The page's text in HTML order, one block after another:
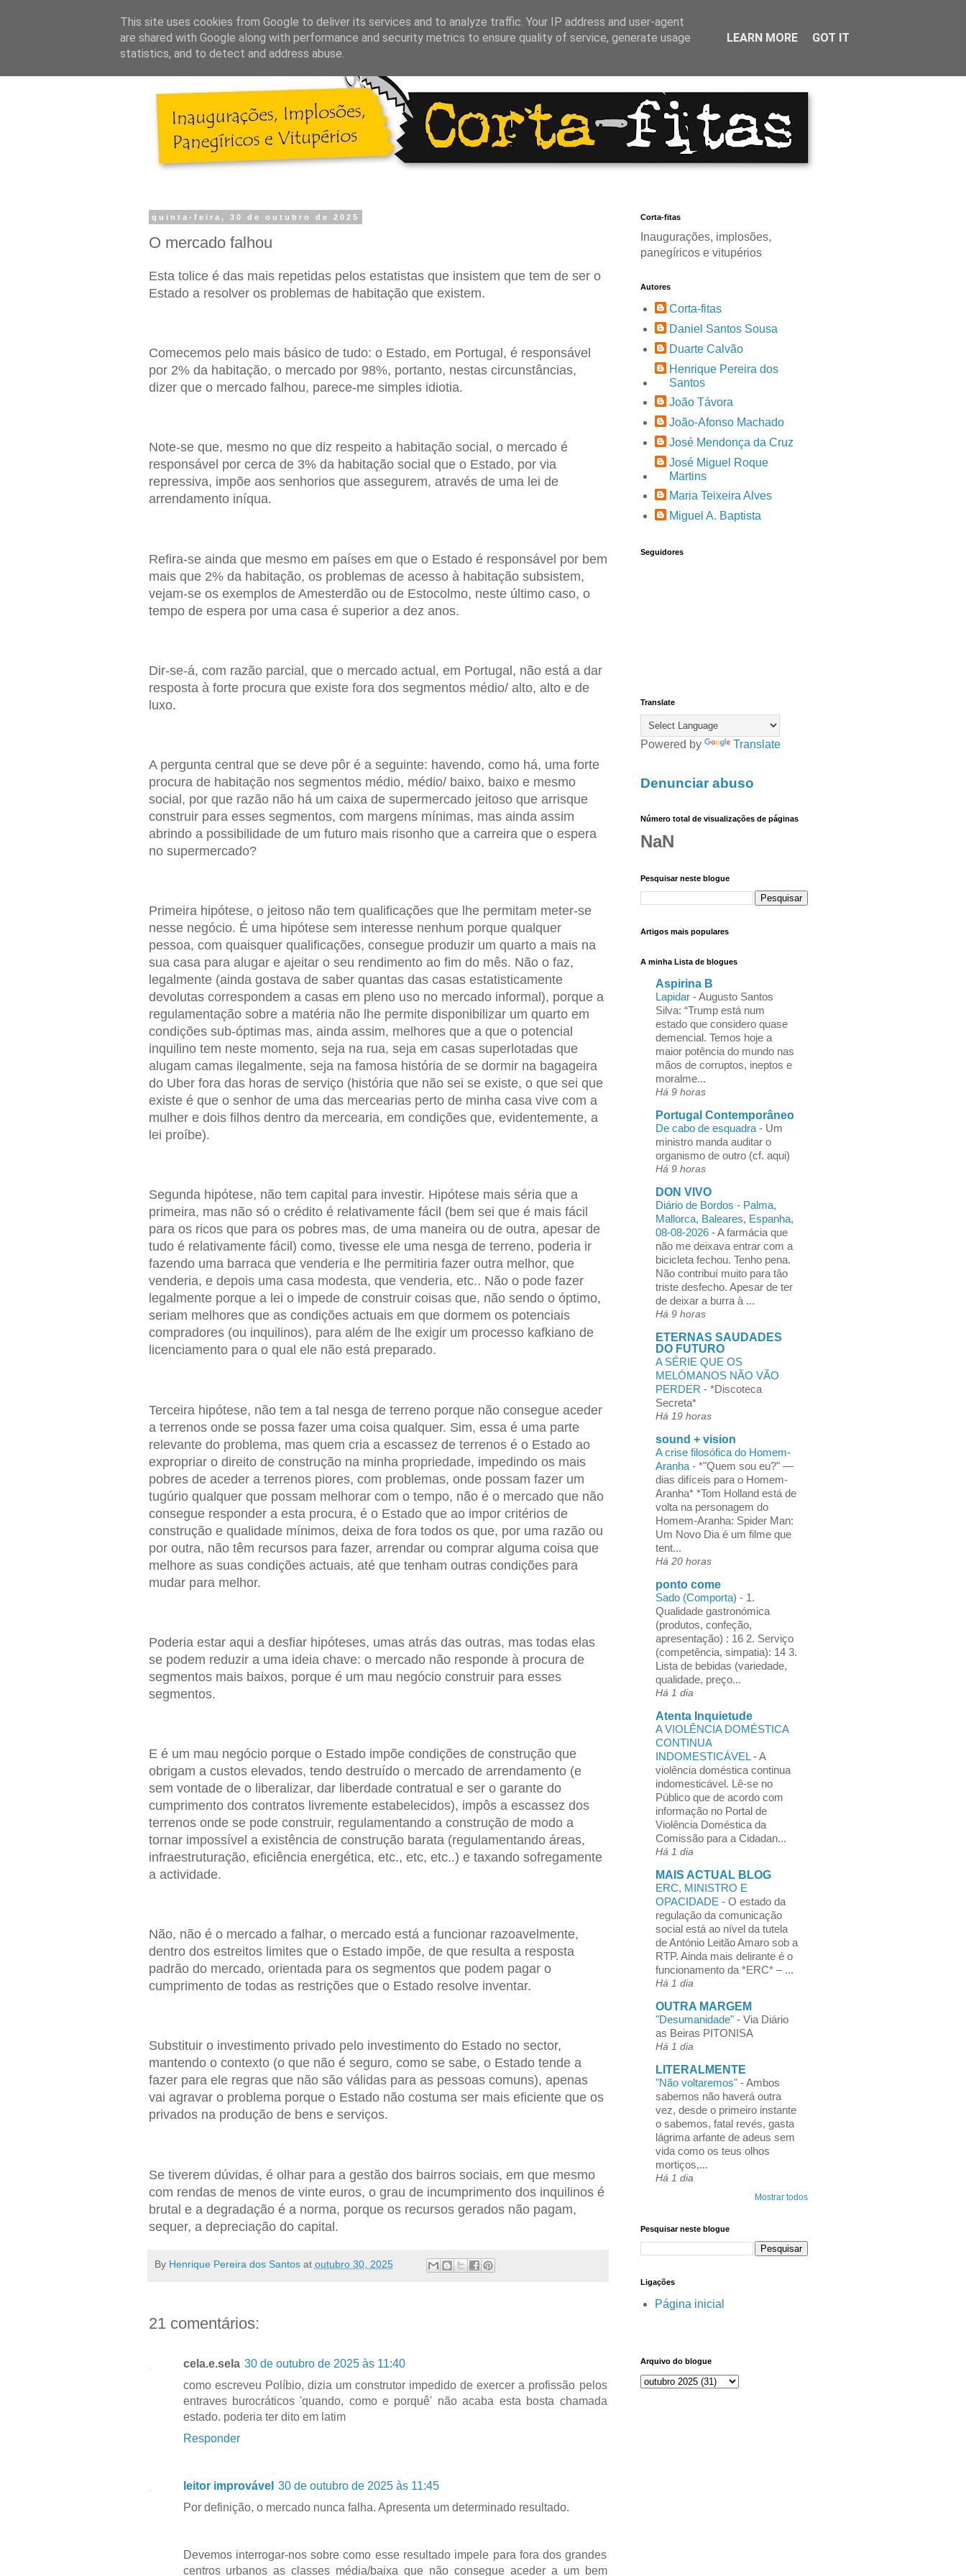
quinta-feira, 30 de outubro de 2025
O mercado falhou
Esta tolice é das mais repetidas pelos estatistas que insistem que tem de ser o
Estado a resolver os problemas de habitação que existem.
Comecemos pelo mais básico de tudo: o Estado, em Portugal, é responsável
por 2% da habitação, o mercado por 98%, portanto, nestas circunstâncias,
dizer que o mercado falhou, parece-me simples idiotia.
Note-se que, mesmo no que diz respeito a habitação social, o mercado é
responsável por cerca de 3% da habitação social que o Estado, por via
repressiva, impõe aos senhorios que assegurem, através de uma lei de
arrendamento iníqua.
Refira-se ainda que mesmo em países em que o Estado é responsável por bem
mais que 2% da habitação, os problemas de acesso à habitação subsistem,
vejam-se os exemplos de Amesterdão ou de Estocolmo, neste último caso, o
tempo de espera por uma casa é superior a dez anos.
Dir-se-á, com razão parcial, que o mercado actual, em Portugal, não está a dar
resposta à forte procura que existe fora dos segmentos médio/ alto, alto e de
luxo.
A pergunta central que se deve pôr é a seguinte: havendo, como há, uma forte
procura de habitação nos segmentos médio, médio/ baixo, baixo e mesmo
social, por que razão não há um caixa de supermercado jeitoso que arrisque
construir para esses segmentos, com margens mínimas, mas ainda assim
abrindo a possibilidade de um futuro mais risonho que a carreira que o espera
no supermercado?
Primeira hipótese, o jeitoso não tem qualificações que lhe permitam meter-se
nesse negócio. É uma hipótese sem interesse nenhum porque qualquer
pessoa, com quaisquer qualificações, consegue produzir um quarto a mais na
sua casa para alugar e ajeitar o seu rendimento ao fim do mês. Não o faz,
legalmente (ainda gostava de saber quantas das casas estatisticamente
devolutas correspondem a casas em pleno uso no mercado informal), porque a
regulamentação sobre a matéria não lhe permite disponibilizar um quarto em
condições sub-óptimas mas, ainda assim, melhores que a que o potencial
inquilino tem neste momento, seja na rua, seja em casas superlotadas que
alugam camas ilegalmente, seja na famosa história de se dormir na bagageira
do Uber fora das horas de serviço (história que não sei se existe, o que sei que
existe é que o senhor de uma das mercearias perto de minha casa vive com a
mulher e dois filhos dentro da mercearia, em condições que, evidentemente, a
lei proíbe).
Segunda hipótese, não tem capital para investir. Hipótese mais séria que a
primeira, mas não só o crédito é relativamente fácil (bem sei que é mais fácil
para os ricos que para os pobres mas, de uma maneira ou de outra, apesar de
tudo é relativamente fácil) como, tivesse ele uma nesga de terreno, poderia ir
fazendo uma barraca que venderia e lhe permitiria fazer outra melhor, que
venderia, e depois uma casa modesta, que venderia, etc.. Não o pode fazer
legalmente porque a lei o impede de construir coisas que, não sendo o óptimo,
seriam melhores que as condições actuais em que dormem os potenciais
compradores (ou inquilinos), para além de lhe exigir um processo kafkiano de
licenciamento para o qual ele não está preparado.
Terceira hipótese, não tem a tal nesga de terreno porque não consegue aceder
a terrenos onde se possa fazer uma coisa qualquer. Sim, essa é uma parte
relevante do problema, mas quem cria a escassez de terrenos é o Estado ao
expropriar o direito de construção na minha propriedade, impedindo os mais
pobres de aceder a terrenos piores, com problemas, onde possam fazer um
tugúrio qualquer que possam melhorar com o tempo, não é o mercado que não
consegue responder a esta procura, é o Estado que ao impor critérios de
construção e qualidade mínimos, deixa de fora todos os que, por uma razão ou
por outra, não têm recursos para fazer, arrendar ou comprar alguma coisa que
melhore as suas condições actuais, até que tenham outras condições para
mudar para melhor.
Poderia estar aqui a desfiar hipóteses, umas atrás das outras, mas todas elas
se podem reduzir a uma ideia chave: o mercado não responde à procura de
segmentos mais baixos, porque é um mau negócio construir para esses
segmentos.
E é um mau negócio porque o Estado impõe condições de construção que
obrigam a custos elevados, tendo destruído o mercado de arrendamento (e
sem vontade de o liberalizar, dar liberdade contratual e ser o garante do
cumprimento dos contratos livremente estabelecidos), impôs a escassez dos
terrenos onde se pode construir, regulamentando a construção de modo a
tornar impossível a existência de construção barata (regulamentando áreas,
infraestruturação, eficiência energética, etc., etc, etc..) e taxando sofregamente
a actividade.
Não, não é o mercado a falhar, o mercado está a funcionar razoavelmente,
dentro dos estreitos limites que o Estado impõe, de que resulta a resposta
padrão do mercado, orientada para os segmentos que podem pagar o
cumprimento de todas as restrições que o Estado resolve inventar.
Substituir o investimento privado pelo investimento do Estado no sector,
mantendo o contexto (o que não é seguro, como se sabe, o Estado tende a
fazer para ele regras que não são válidas para as pessoas comuns), apenas
vai agravar o problema porque o Estado não costuma ser mais eficiente que os
privados na produção de bens e serviços.
Se tiverem dúvidas, é olhar para a gestão dos bairros sociais, em que mesmo
com rendas de menos de vinte euros, o grau de incumprimento dos inquilinos é
brutal e a degradação é a norma, porque os recursos gerados não pagam,
sequer, a depreciação do capital.
By Henrique Pereira dos Santos at outubro 30, 2025
21 comentários:
cela.e.sela 30 de outubro de 2025 às 11:40
como escreveu Políbio, dizia um construtor impedido de exercer a profissão pelos
entraves burocráticos 'quando, como e porquê' não acaba esta bosta chamada
estado. poderia ter dito em latim
Responder
leitor improvável 30 de outubro de 2025 às 11:45
Por definição, o mercado nunca falha. Apresenta um determinado resultado.
Devemos interrogar-nos sobre como esse resultado impele para fora dos grandes
centros urbanos as classes média/baixa que não consegue aceder a um bem
Corta-fitas
Inaugurações, implosões,
panegíricos e vitupérios
Autores
Corta-fitas
Daniel Santos Sousa
Duarte Calvão
Henrique Pereira dos
Santos
João Távora
João-Afonso Machado
José Mendonça da Cruz
José Miguel Roque
Martins
Maria Teixeira Alves
Miguel A. Baptista
Seguidores
Translate
Powered by Translate
Denunciar abuso
Número total de visualizações de páginas
NaN
Pesquisar neste blogue
Artigos mais populares
A minha Lista de blogues
Aspirina B
Lapidar -Augusto Santos
Silva: “Trump está num
estado que considero quase
demencial. Temos hoje a
maior potência do mundo nas
mãos de corruptos, ineptos e
moralme...
Há 9 horas
Portugal Contemporâneo
De cabo de esquadra - Um
ministro manda auditar o
organismo de outro (cf. aqui)
Há 9 horas
DON VIVO
Diário de Bordos - Palma,
Mallorca, Baleares, Espanha,
08-08-2026 -A farmácia que
não me deixava entrar com a
bicicleta fechou. Tenho pena.
Não contribuí muito para tâo
triste desfecho. Apesar de ter
de deixar a burra à ...
Há 9 horas
ETERNAS SAUDADES
DO FUTURO
A SÉRIE QUE OS
MELÓMANOS NÃO VÃO
PERDER - *Discoteca
Secreta*
Há 19 horas
sound + vision
A crise filosófica do Homem-
Aranha - *"Quem sou eu?" —
dias difíceis para o Homem-
Aranha* *Tom Holland está de
volta na personagem do
Homem-Aranha: Spider Man:
Um Novo Dia é um filme que
tent...
Há 20 horas
ponto come
Sado (Comporta) - 1.
Qualidade gastronómica
(produtos, confeção,
apresentação) : 16 2. Serviço
(competência, simpatia): 14 3.
Lista de bebidas (variedade,
qualidade, preço...
Há 1 dia
Atenta Inquietude
A VIOLÊNCIA DOMÉSTICA
CONTINUA
INDOMESTICÁVEL-A
violência doméstica continua
indomesticável. Lê-se no
Público que de acordo com
informação no Portal de
Violência Doméstica da
Comissão para a Cidadan...
Há 1 dia
MAIS ACTUAL BLOG
ERC, MINISTRO E
OPACIDADE - O estado da
regulação da comunicação
social está ao nível da tutela
de António Leitão Amaro sob a
RTP. Ainda mais delirante é o
funcionamento da *ERC* – ...
Há 1 dia
OUTRA MARGEM
"Desumanidade" - Via Diário
as Beiras PITONISA
Há 1 dia
LITERALMENTE
"Não voltaremos" -Ambos
sabemos não haverá outra
vez, desde o primeiro instante
o sabemos, fatal revés, gasta
lágrima arfante de adeus sem
vida como os teus olhos
mortiços,...
Há 1 dia
Mostrar todos
Pesquisar neste blogue
Ligações
Página inicial
Arquivo do blogue
This site uses cookies from Google to deliver its services and to analyze traffic. Your IP address and user-agent
are shared with Google along with performance and security metrics to ensure quality of service, generate usage
statistics, and to detect and address abuse.
LEARN MORE GOT IT